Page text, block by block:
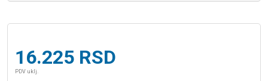
16.225 RSD
PDV uklj.